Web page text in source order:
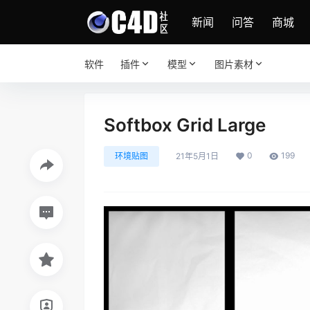
新闻 问答 商城
软件 插件 模型 图片素材
Softbox Grid Large
环境贴图 21年5月1日 0 199